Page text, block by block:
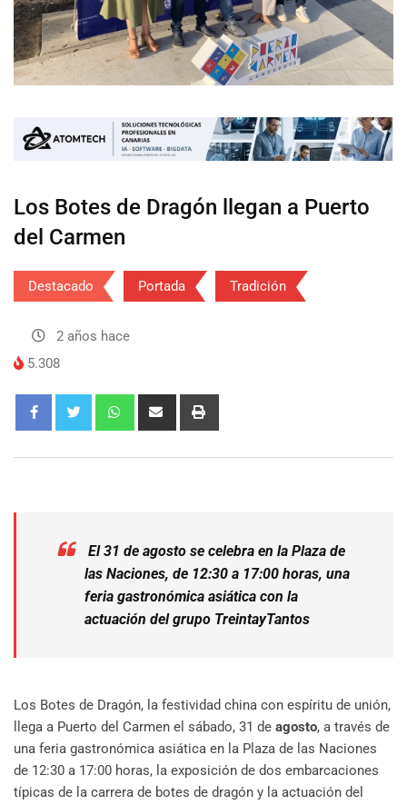
Los Botes de Dragón llegan a Puerto
del Carmen
Destacado Portada Tradición
2 años hace
5.308
El 31 de agosto se celebra en la Plaza de
las Naciones, de 12:30 a 17:00 horas, una
feria gastronómica asiática con la
actuación del grupo TreintayTantos
Los Botes de Dragón, la festividad china con espíritu de unión,
llega a Puerto del Carmen el sábado, 31 de agosto, a través de
una feria gastronómica asiática en la Plaza de las Naciones
de 12:30 a 17:00 horas, la exposición de dos embarcaciones
típicas de la carrera de botes de dragón y la actuación del